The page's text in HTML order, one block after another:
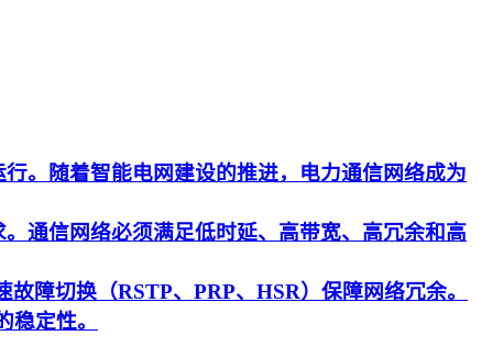
。随着智能电网建设的推进，电力通信网络成为
通信网络必须满足低时延、高带宽、高冗余和高
障切换（RSTP、PRP、HSR）保障网络冗余。
定性。